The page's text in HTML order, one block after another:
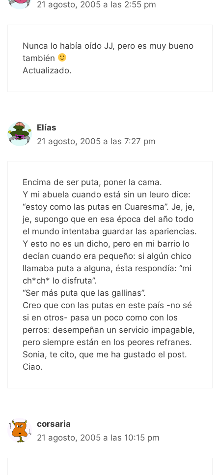
21 agosto, 2005 a las 2:55 pm
Nunca lo había oído JJ, pero es muy bueno
también
Actualizado.
Elías
21 agosto, 2005 a las 7:27 pm
Encima de ser puta, poner la cama.
Y mi abuela cuando está sin un leuro dice:
“estoy como las putas en Cuaresma”. Je, je,
je, supongo que en esa época del año todo
el mundo intentaba guardar las apariencias.
Y esto no es un dicho, pero en mi barrio lo
decían cuando era pequeño: si algún chico
llamaba puta a alguna, ésta respondía: “mi
ch*ch* lo disfruta”.
“Ser más puta que las gallinas”.
Creo que con las putas en este país -no sé
si en otros- pasa un poco como con los
perros: desempeñan un servicio impagable,
pero siempre están en los peores refranes.
Sonia, te cito, que me ha gustado el post.
Ciao.
corsaria
21 agosto, 2005 a las 10:15 pm